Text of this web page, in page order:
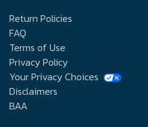
Return Policies
FAQ
Terms of Use
Privacy Policy
Your Privacy Choices
Disclaimers
BAA